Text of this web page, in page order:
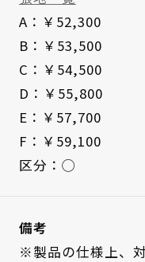
A：￥52,300
B：￥53,500
C：￥54,500
D：￥55,800
E：￥57,700
F：￥59,100
区分：◯
備考
※製品の仕様上、